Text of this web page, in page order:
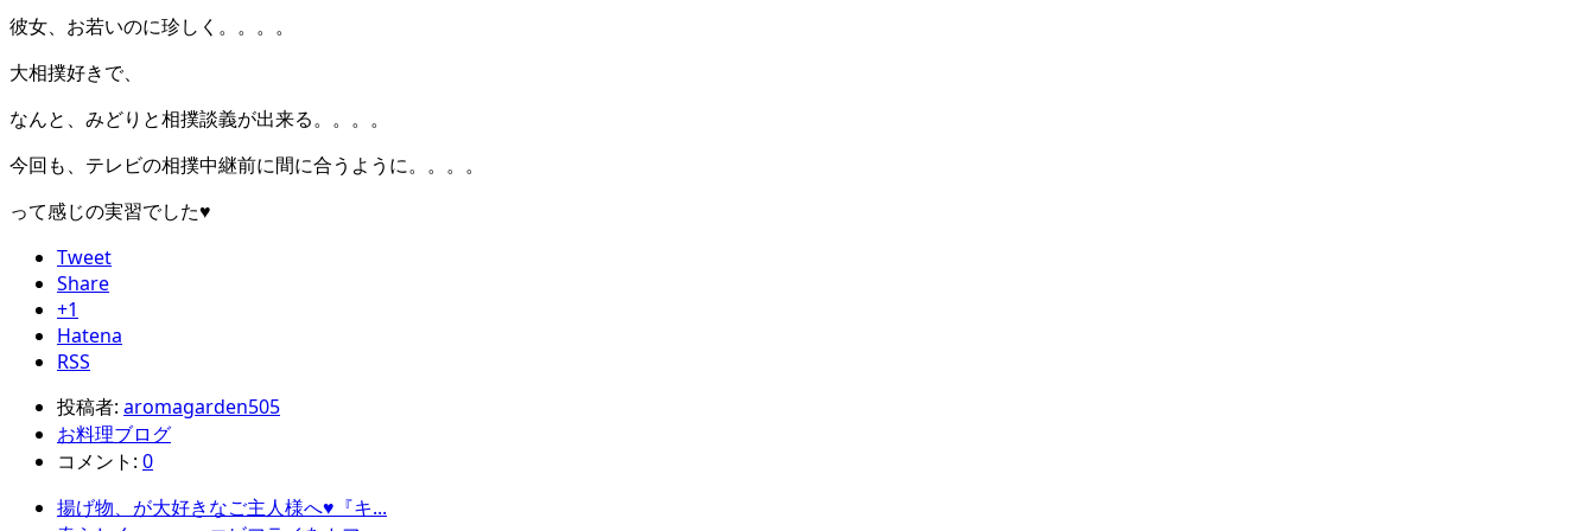
彼女、お若いのに珍しく。。。。
大相撲好きで、
なんと、みどりと相撲談義が出来る。。。。
今回も、テレビの相撲中継前に間に合うように。。。。
って感じの実習でした♥
Tweet
Share
+1
Hatena
RSS
投稿者: aromagarden505
お料理ブログ
コメント: 0
揚げ物、が大好きなご主人様へ♥『キ...